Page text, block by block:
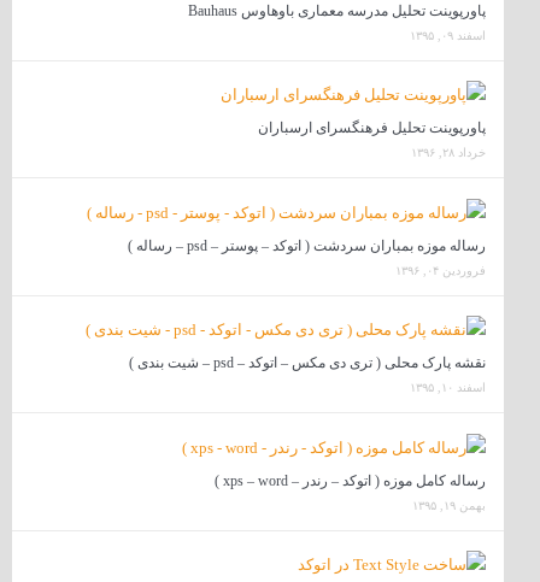
پاورپوینت تحلیل مدرسه معماری باوهاوس Bauhaus
اسفند ۰۹, ۱۳۹۵
پاورپوینت تحلیل فرهنگسرای ارسباران
خرداد ۲۸, ۱۳۹۶
رساله موزه بمباران سردشت ( اتوکد – پوستر – psd – رساله )
فروردین ۰۴, ۱۳۹۶
نقشه پارک محلی ( تری دی مکس – اتوکد – psd – شیت بندی )
اسفند ۱۰, ۱۳۹۵
رساله کامل موزه ( اتوکد – رندر – xps – word )
بهمن ۱۹, ۱۳۹۵